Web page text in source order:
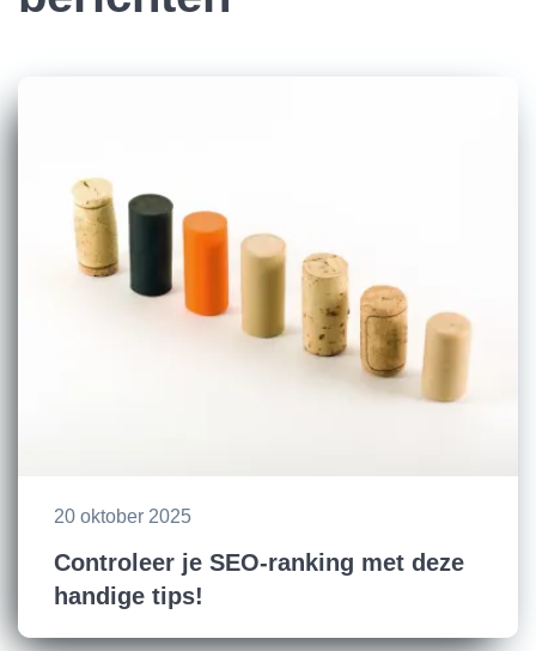
20 oktober 2025
Controleer je SEO-ranking met deze
handige tips!